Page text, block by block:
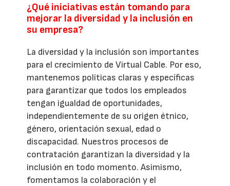
¿Qué iniciativas están tomando para
mejorar la diversidad y la inclusión en
su empresa?
La diversidad y la inclusión son importantes
para el crecimiento de Virtual Cable. Por eso,
mantenemos políticas claras y específicas
para garantizar que todos los empleados
tengan igualdad de oportunidades,
independientemente de su origen étnico,
género, orientación sexual, edad o
discapacidad. Nuestros procesos de
contratación garantizan la diversidad y la
inclusión en todo momento. Asimismo,
fomentamos la colaboración y el